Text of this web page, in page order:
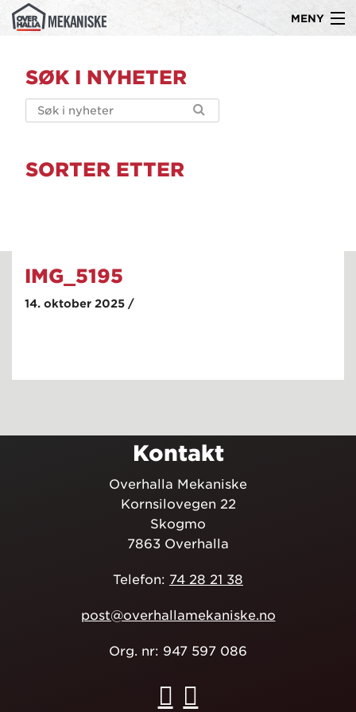
MENY
Produkter
Kompetanse
innholdet
SØK I NYHETER
SORTER ETTER
IMG_5195
14. oktober 2025 /
Kontakt
Overhalla Mekaniske
Kornsilovegen 22
Skogmo
7863 Overhalla
Telefon: 74 28 21 38
post@overhallamekaniske.no
Org. nr: 947 597 086